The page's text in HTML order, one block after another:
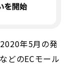
年5月の発
どのECモール